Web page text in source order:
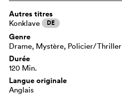
Autres titres
Konklave DE
Genre
Drame, Mystère, Policier/Thriller
Durée
120 Min.
Langue originale
Anglais